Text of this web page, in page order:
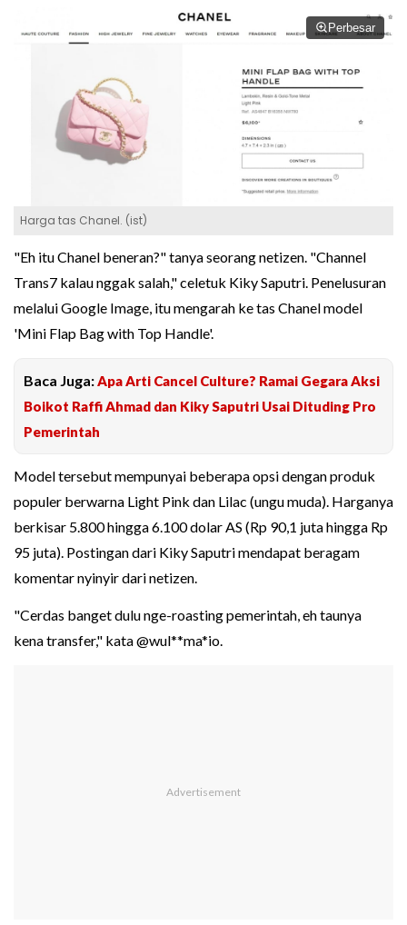
Perbesar
Harga tas Chanel. (ist)
"Eh itu Chanel beneran?" tanya seorang netizen. "Channel
Trans7 kalau nggak salah," celetuk Kiky Saputri. Penelusuran
melalui Google Image, itu mengarah ke tas Chanel model
'Mini Flap Bag with Top Handle'.
Baca Juga:Apa Arti Cancel Culture? Ramai Gegara Aksi
Boikot Raffi Ahmad dan Kiky Saputri Usai Dituding Pro
Pemerintah
Model tersebut mempunyai beberapa opsi dengan produk
populer berwarna Light Pink dan Lilac (ungu muda). Harganya
berkisar 5.800 hingga 6.100 dolar AS (Rp 90,1 juta hingga Rp
95 juta). Postingan dari Kiky Saputri mendapat beragam
komentar nyinyir dari netizen.
"Cerdas banget dulu nge-roasting pemerintah, eh taunya
kena transfer," kata @wul**ma*io.